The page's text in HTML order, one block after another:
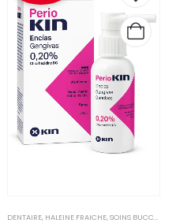
DENTAIRE, HALEINE FRAICHE,SOINS BUCCO-DENTAIRES